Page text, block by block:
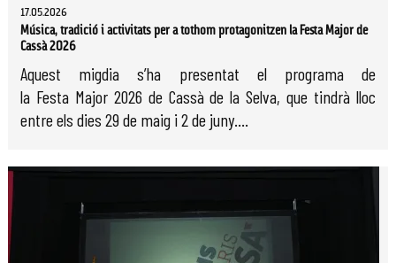
17.05.2026
Música, tradició i activitats per a tothom protagonitzen la Festa Major de
Cassà 2026
Aquest migdia s’ha presentat el programa de
la Festa Major 2026 de Cassà de la Selva, que tindrà lloc
entre els dies 29 de maig i 2 de juny....